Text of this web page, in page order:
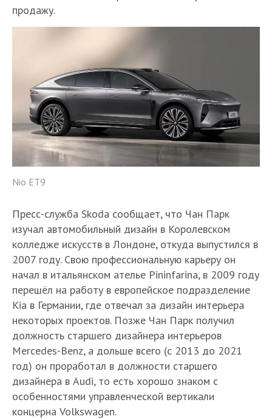
продажу.
Nio ET9
Пресс-служба Skoda сообщает, что Чан Парк
изучал автомобильный дизайн в Королевском
колледже искусств в Лондоне, откуда выпустился в
2007 году. Свою профессиональную карьеру он
начал в итальянском ателье Pininfarina, в 2009 году
перешёл на работу в европейское подразделение
Kia в Германии, где отвечал за дизайн интерьера
некоторых проектов. Позже Чан Парк получил
должность старшего дизайнера интерьеров
Mercedes-Benz, а дольше всего (с 2013 до 2021
год) он проработал в должности старшего
дизайнера в Audi, то есть хорошо знаком с
особенностями управленческой вертикали
концерна Volkswagen.